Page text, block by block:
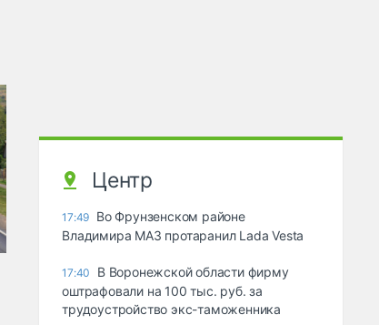
Центр
17:49 Во Фрунзенском районе
Владимира МАЗ протаранил Lada Vesta
17:40
В Воронежской области фирму
оштрафовали на 100 тыс. руб. за
трудоустройство экс-таможенника